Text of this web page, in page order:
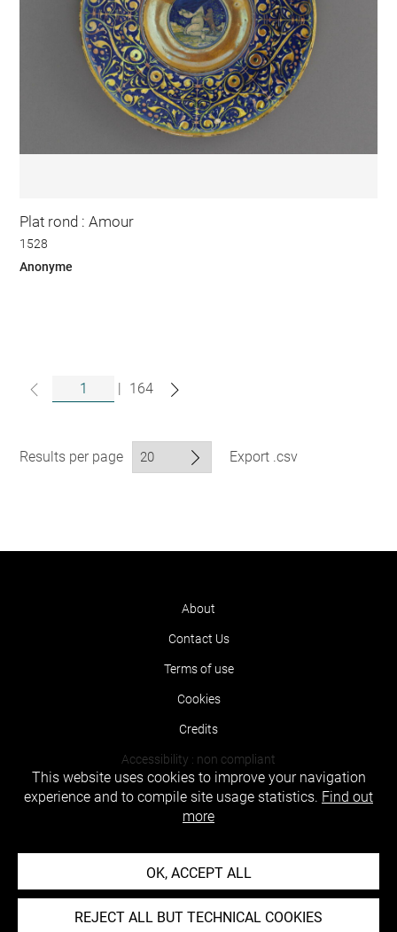
Plat rond : Amour
1528
Anonyme
| 164
Results per page Export .csv
About
Contact Us
Terms of use
Cookies
Credits
Accessibility : non compliant
This website uses cookies to improve your navigation
experience and to compile site usage statistics. Find out
more
OK, ACCEPT ALL
REJECT ALL BUT TECHNICAL COOKIES